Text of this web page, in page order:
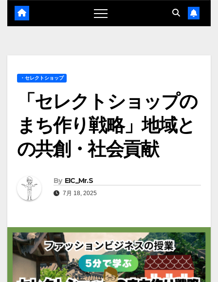
・セレクトショップ
「セレクトショップの
まち作り戦略」地域と
の共創・社会貢献
By EIC_Mr.S
7月 18, 2025